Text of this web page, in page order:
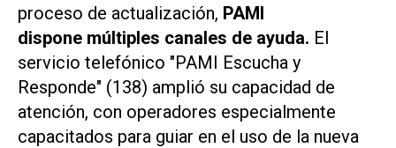
proceso de actualización, PAMI
dispone múltiples canales de ayuda. El
servicio telefónico "PAMI Escucha y
Responde" (138) amplió su capacidad de
atención, con operadores especialmente
capacitados para guiar en el uso de la nueva